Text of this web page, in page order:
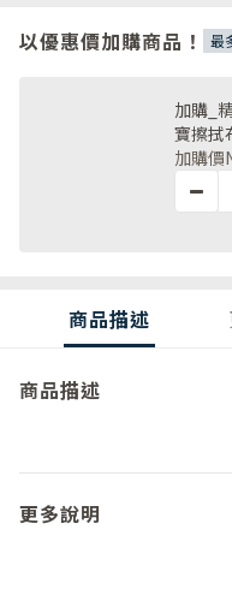
以優惠價加購商品！ 最
加購_
寶擦拭
加購價
商品描述
商品描述
更多說明